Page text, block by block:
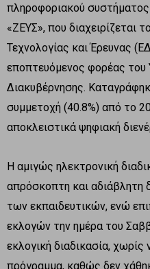
πληροφοριακού
«ΖΕΥΣ», που διαχειρίζεται
Τεχνολογίας και Έρευνας
εποπτευόμενος φορέας του
Διακυβέρνησης.
συμμετοχή (40.8%) από το
αποκλειστικά ψηφιακή
Η αμιγώς ηλεκτρονική
απρόσκοπτη και
των εκπαιδευτικών, ενώ
εκλογών την ημέρα του
εκλογική διαδικασία,
πρόγραμμα, καθώς δεν